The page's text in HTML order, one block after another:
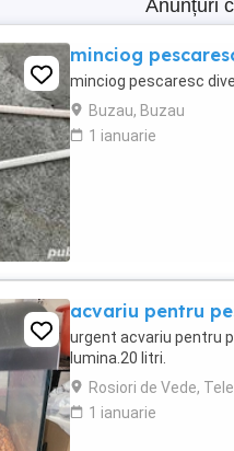
Anunțuri
minciog
minciog pescaresc
Buzau, Buzau
1 ianuarie
acvariu pentru
urgent acvariu pentru
lumina.20 litri.
Rosiori de Vede,
1 ianuarie